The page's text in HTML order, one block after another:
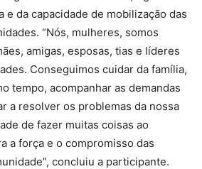
e da capacidade de mobilização das
“Nós, mulheres, somos
amigas, esposas, tias e líderes
Conseguimos cuidar da família,
tempo, acompanhar as demandas
a resolver os problemas da nossa
de fazer muitas coisas ao
a força e o compromisso das
concluiu a participante.